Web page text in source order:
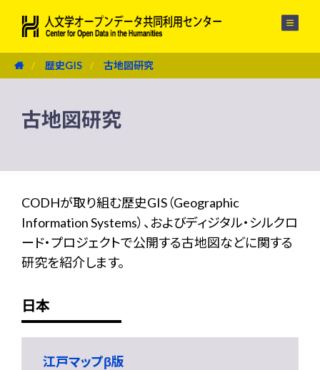
歴史GIS 古地図研究
古地図研究
CODHが取り組む歴史GIS（Geographic
Information Systems）、およびディジタル・シルクロ
ード・プロジェクトで公開する古地図などに関する
研究を紹介します。
日本
江戸マップβ版